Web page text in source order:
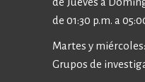
de 01:30 p.m. a
Martes y miércoles:
Grupos de